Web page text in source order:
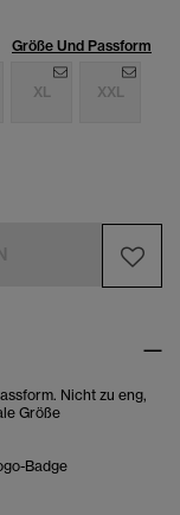
Größe Und Passform
XL XXL
Nicht zu eng,
Größe
Badge